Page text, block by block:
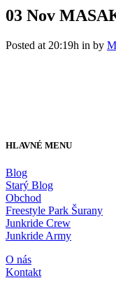
03 Nov
Posted at 20:19h in by
HLAVNÉ MENU
Blog
Starý Blog
Obchod
Freestyle Park Šurany
Junkride Crew
Junkride Army
O nás
Kontakt